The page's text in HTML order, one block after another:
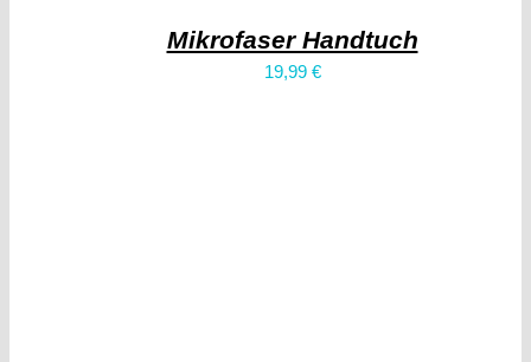
Mikrofaser Handtuch
19,99 €